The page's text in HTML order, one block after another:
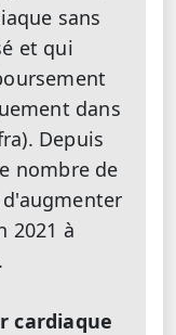
sans
et qui
dans
Depuis
nombre de
2021 à
cardiaque